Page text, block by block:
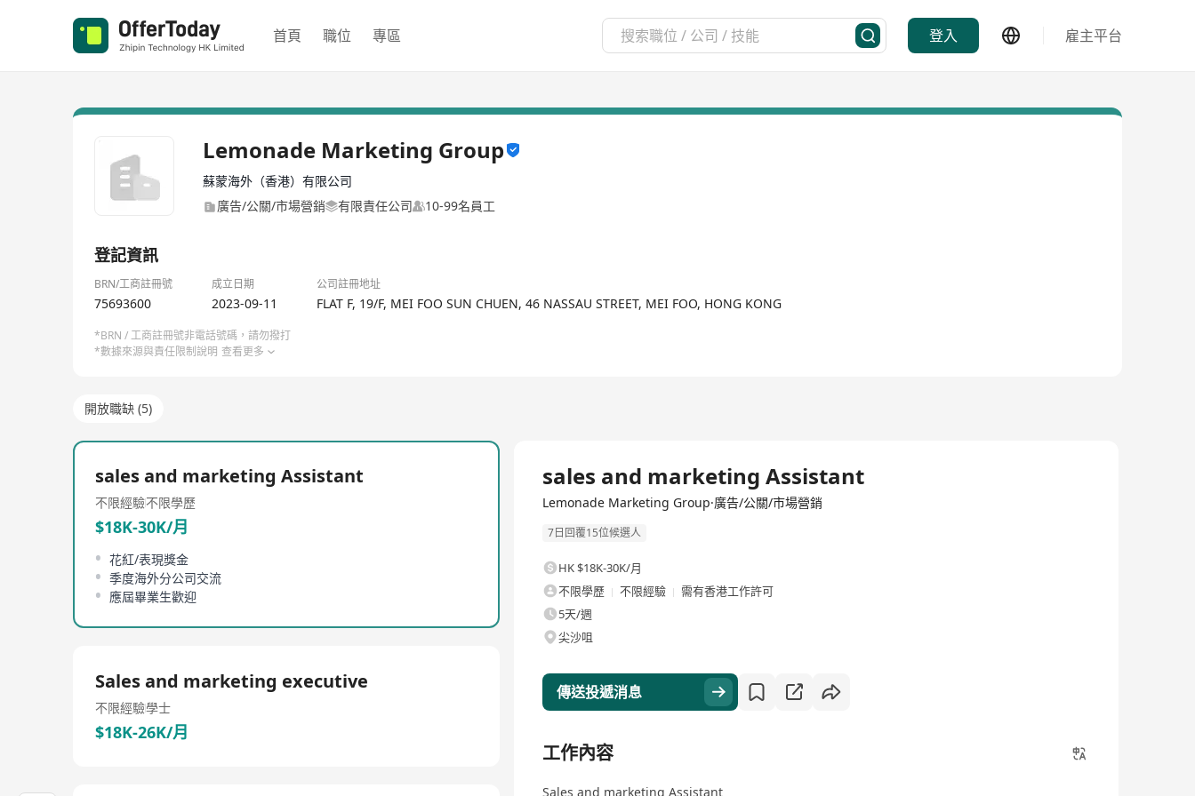
首頁 職位 專區 登入 雇主平台
Lemonade Marketing Group
蘇蒙海外（香港）有限公司
廣告/公關/市場營銷
有限責任公司 10-99名員工
登記資訊
BRN/工商註冊號 成立日期 公司註冊地址
75693600 2023-09-11 FLAT F, 19/F, MEI FOO SUN CHUEN, 46 NASSAU STREET, MEI FOO, HONG KONG
*BRN / 工商註冊號非電話號碼，請勿撥打
*數據來源與責任限制說明 查看更多
開放職缺 (5)
sales and marketing Assistant
不限經驗不限學歷
$18K-30K/月
花紅/表現獎金
季度海外分公司交流
應屆畢業生歡迎
Sales and marketing executive
不限經驗學士
$18K-26K/月
sales and marketing Assistant
Lemonade Marketing Group·廣告/公關/市場營銷
7日回覆15位候選人
HK $18K-30K/月
不限學歷
不限經驗
需有香港工作許可
5天/週
尖沙咀
傳送投遞消息
工作內容
Sales and marketing Assistant